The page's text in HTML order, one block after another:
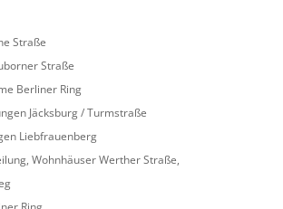
Straße
Straße
Berliner Ring
Jäcks­burg / Turmstraße
Liebfrauenberg
Wohnhäuser Werther Straße,